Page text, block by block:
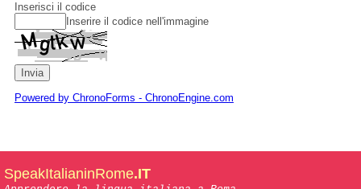
Inserisci il codice
Inserire il codice nell'immagine
Powered by ChronoForms - ChronoEngine.com
SpeakItalianinRome.IT